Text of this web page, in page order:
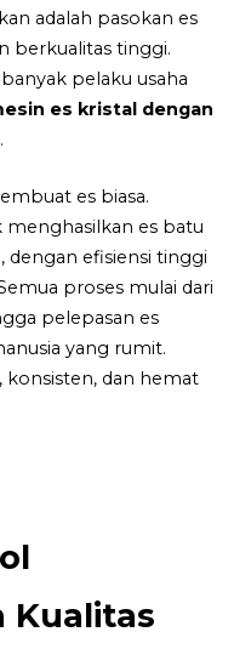
adalah pasokan es
berkualitas tinggi.
pelaku usaha
es kristal dengan
.
es biasa.
es batu
dengan efisiensi tinggi
proses mulai dari
pelepasan es
yang rumit.
konsisten, dan hemat
Kualitas